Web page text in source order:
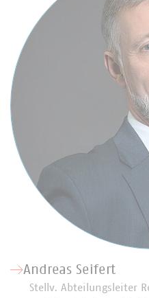
Andreas Seifert
Stellv. Abteilungsleiter